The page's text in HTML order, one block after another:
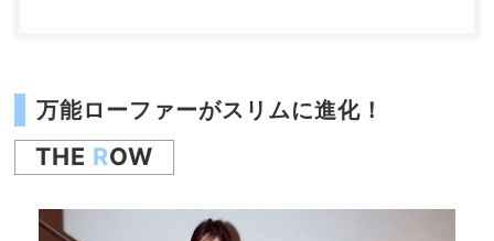
万能ローファーがスリムに進化！
THE ROW